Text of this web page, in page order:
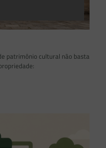
patrimônio cultural não basta